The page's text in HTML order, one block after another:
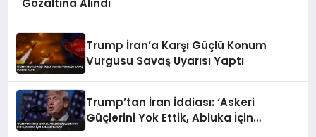
Gözaltına Alındı
Trump İran’a Karşı Güçlü Konum
Vurgusu Savaş Uyarısı Yaptı
Trump’tan İran İddiası: ‘Askeri
Güçlerini Yok Ettik, Abluka İçin